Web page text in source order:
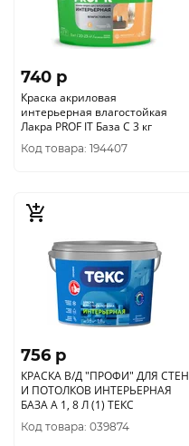
740 p
Краска акриловая
интерьерная влагостойкая
Лакра PROF IT База С 3 кг
Код товара: 194407
756 p
КРАСКА В/Д "ПРОФИ" ДЛЯ СТЕН
И ПОТОЛКОВ ИНТЕРЬЕРНАЯ
БАЗА А 1, 8 Л (1) ТЕКС
Код товара: 039874